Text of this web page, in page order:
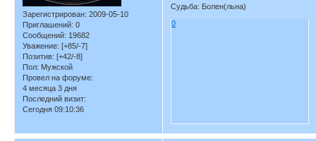
Зарегистрирован: 2009-05-10
Приглашений: 0
Сообщений: 19682
Уважение: [+85/-7]
Позитив: [+42/-8]
Пол: Мужской
Провел на форуме:
4 месяца 3 дня
Последний визит:
Сегодня 09:10:36
Судьба: Болен(льна)
0